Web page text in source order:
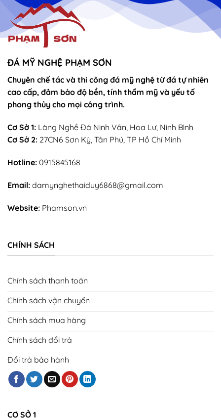
ĐÁ MỸ NGHỆ PHẠM SƠN
Chuyên chế tác và thi công đá mỹ nghệ từ đá tự nhiên
cao cấp, đảm bảo độ bền, tính thẩm mỹ và yếu tố
phong thủy cho mọi công trình.
Cơ Sở 1: Làng Nghề Đá Ninh Vân, Hoa Lư, Ninh Bình
Cơ Sở 2: 27CN6 Sơn Kỳ, Tân Phú, TP Hồ Chí Minh
Hotline: 0915845168
Email: damynghethaiduy6868@gmail.com
Website: Phamson.vn
CHÍNH SÁCH
Chính sách thanh toán
Chính sách vận chuyển
Chính sách mua hàng
Chính sách đổi trả
Đổi trả bảo hành
CƠ SỞ 1